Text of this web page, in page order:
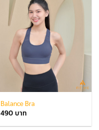
Balance Bra
490